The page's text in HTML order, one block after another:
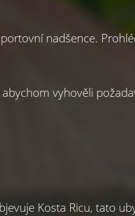
nadšence.
vyhověli
Kosta Ricu, tato